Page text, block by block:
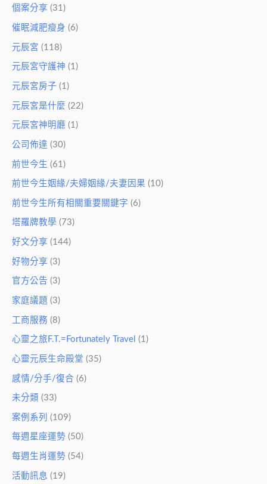
個案分享 (31)
催眠減肥瘦身 (6)
元辰宮 (118)
元辰宮守護神 (1)
元辰宮房子 (1)
元辰宮是什麼 (22)
元辰宮神明廳 (1)
公司佈達 (30)
前世今生 (61)
前世今生姻緣/夫婦姻緣/夫妻因果 (10)
前世今生所有相關重要關鍵字 (6)
塔羅牌教學 (73)
好文分享 (144)
好物分享 (3)
官方公告 (3)
家庭議題 (3)
工商服務 (8)
心靈之旅F.T.=Fortunately Travel (1)
心靈元辰生命殿堂 (35)
感情/分手/復合 (6)
未分類 (33)
案例系列 (109)
每週星座運勢 (50)
每週生肖運勢 (54)
活動訊息 (19)